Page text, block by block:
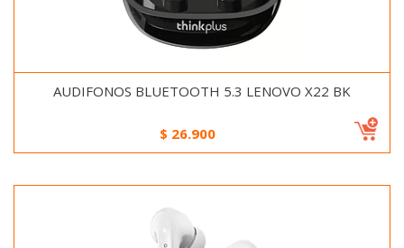
AUDIFONOS BLUETOOTH 5.3 LENOVO X22 BK
$ 26.900